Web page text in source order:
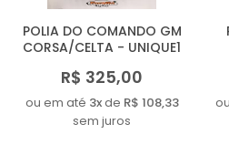
POLIA DO COMANDO GM
CORSA/CELTA - UNIQUE1
R$ 325,00
ou em até 3xde R$ 108,33
sem juros